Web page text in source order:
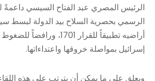
الرئيس المصري عبد الفتاح السيسي داعمةً
الرسمي بحصرية السلاح بيد الدولة لبسط
أراضيه تطبيقاً للقرار 1701،
إسرائيل بمواصلة خروقها واعتداءاتها.
ويعلق على ما يمكن أن يترتب على هذه